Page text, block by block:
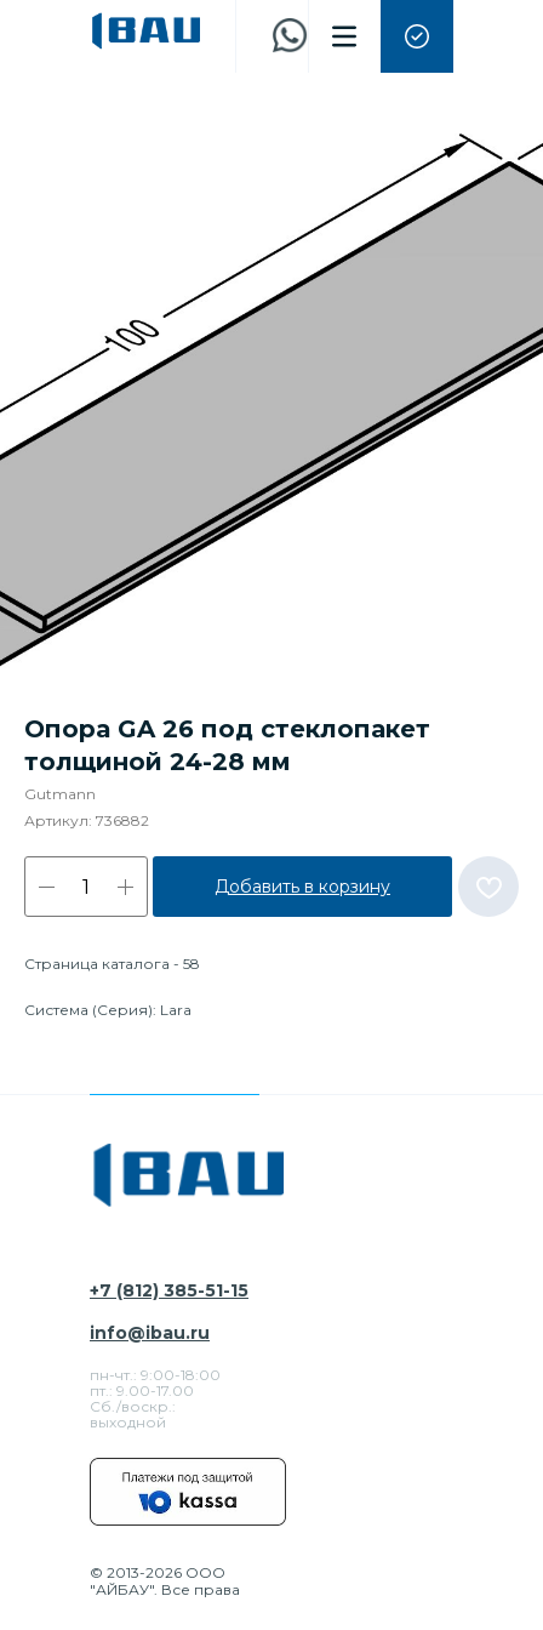
Опора GA 26 под стеклопакет
толщиной 24-28 мм
Gutmann
Артикул: 736882
Добавить в корзину
Страница каталога - 58
Система (Серия): Lara
+7 (812) 385-51-15
пн-чт.: 9:00-18:00
пт.: 9.00-17.00
Сб./воскр.:
выходной
info@ibau.ru
© 2013-2026 ООО
"АЙБАУ". Все права